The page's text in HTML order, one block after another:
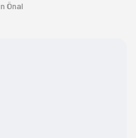
Önal